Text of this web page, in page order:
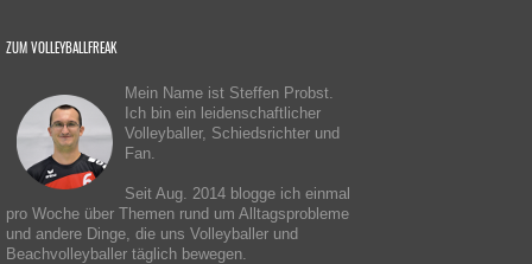
ZUM VOLLEYBALLFREAK
Mein Name ist Steffen Probst.
Ich bin ein leidenschaftlicher
Volleyballer, Schiedsrichter und
Fan.
Seit Aug. 2014 blogge ich einmal
pro Woche über Themen rund um Alltagsprobleme
und andere Dinge, die uns Volleyballer und
Beachvolleyballer täglich bewegen.